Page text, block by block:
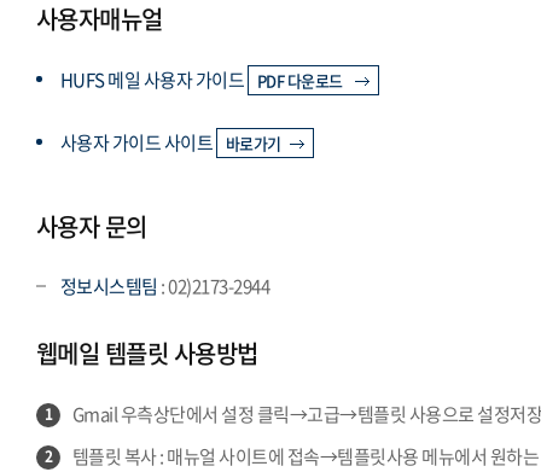
사용자매뉴얼
HUFS 메일 사용자 가이드 PDF 다운로드
사용자 가이드 사이트 바로가기
사용자 문의
정보시스템팀 : 02)2173-2944
웹메일 템플릿 사용방법
1 Gmail 우측상단에서 설정 클릭→고급→템플릿 사용으로 설정저
2
템플릿 복사 : 매뉴얼 사이트에 접속→템플릿사용 메뉴에서 원하는